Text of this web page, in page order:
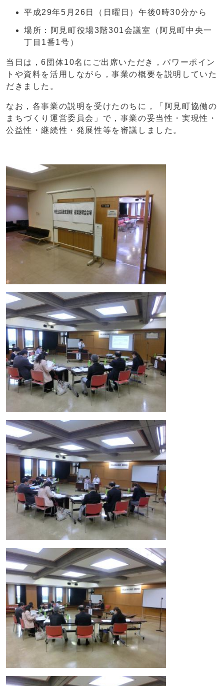
平成29年5月26日（日曜日）午後0時30分から
場所：阿見町役場3階301会議室（阿見町中央一
丁目1番1号）
当日は，6団体10名にご出席いただき，パワーポイン
トや資料を活用しながら，事業の概要を説明していた
だきました。
なお，各事業の説明を受けたのちに，「阿見町協働の
まちづくり運営委員会」で，事業の妥当性・実現性・
公益性・継続性・発展性等を審議しました。